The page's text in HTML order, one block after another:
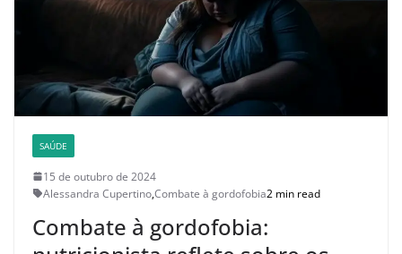
SAÚDE
15 de outubro de 2024
Alessandra Cupertino,Combate à gordofobia2 min read
Combate à gordofobia: